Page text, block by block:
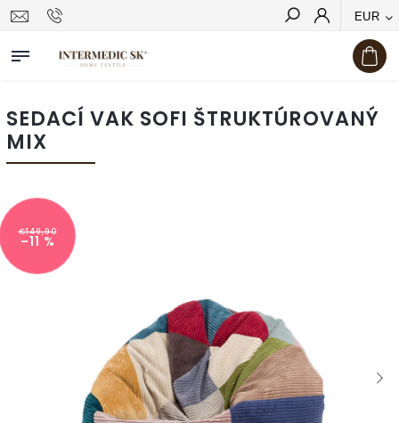
EUR
Hľadať
SEDACÍ VAK SOFI ŠTRUKTÚROVANÝ
MIX
€149,90
–11 %